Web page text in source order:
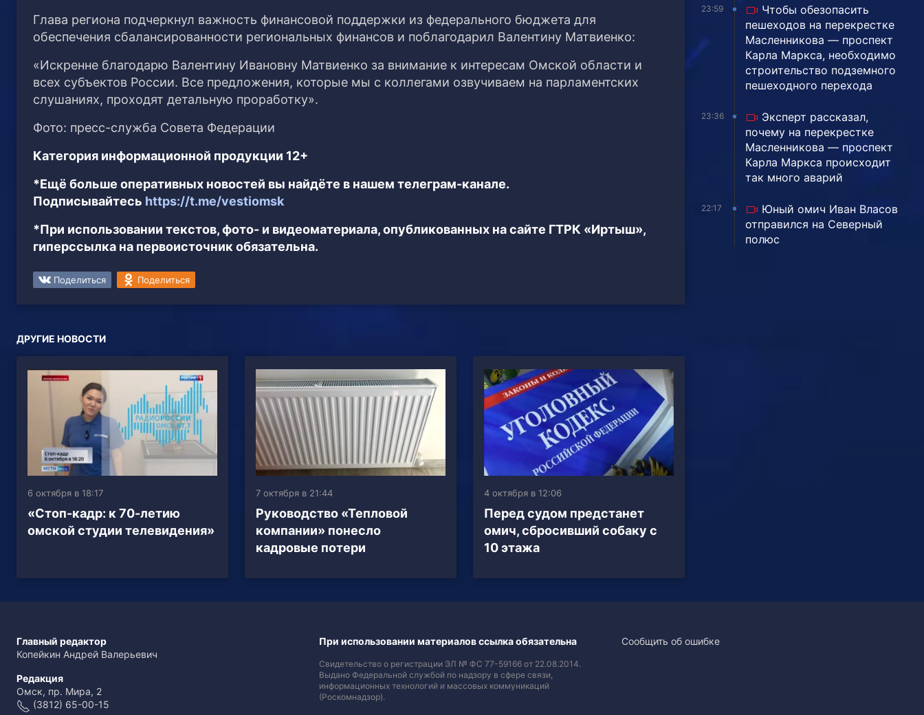
Глава региона подчеркнул важность финансовой поддержки из федерального бюджета для
обеспечения сбалансированности региональных финансов и поблагодарил Валентину Матвиенко:
«Искренне благодарю Валентину Ивановну Матвиенко за внимание к интересам Омской области и
всех субъектов России. Все предложения, которые мы с коллегами озвучиваем на парламентских
слушаниях, проходят детальную проработку».
Фото: пресс-служба Совета Федерации
Категория информационной продукции 12+
*Ещё больше оперативных новостей вы найдёте в нашем телеграм-канале.
Подписывайтесь https://t.me/vestiomsk
*При использовании текстов, фото- и видеоматериала, опубликованных на сайте ГТРК «Иртыш»,
гиперссылка на первоисточник обязательна.
Поделиться Поделиться
ДРУГИЕ НОВОСТИ
6 октября в 18:17
«Стоп-кадр: к 70-летию
омской студии телевидения»
7 октября в 21:44
Руководство «Тепловой
компании» понесло
кадровые потери
4 октября в 12:06
Перед судом предстанет
омич, сбросивший собаку с
10 этажа
23:59
Чтобы обезопасить
пешеходов на перекрестке
Масленникова — проспект
Карла Маркса, необходимо
строительство подземного
пешеходного перехода
23:36
Эксперт рассказал,
почему на перекрестке
Масленникова — проспект
Карла Маркса происходит
так много аварий
22:17
Юный омич Иван Власов
отправился на Северный
полюс
Главный редактор
Копейкин Андрей Валерьевич
Редакция
Омск, пр. Мира, 2
(3812) 65-00-15
При использовании материалов ссылка обязательна
Свидетельство о регистрации ЭЛ № ФС 77-59166 от 22.08.2014.
Выдано Федеральной службой по надзору в сфере связи,
информационных технологий и массовых коммуникаций
(Роскомнадзор).
Сообщить об ошибке